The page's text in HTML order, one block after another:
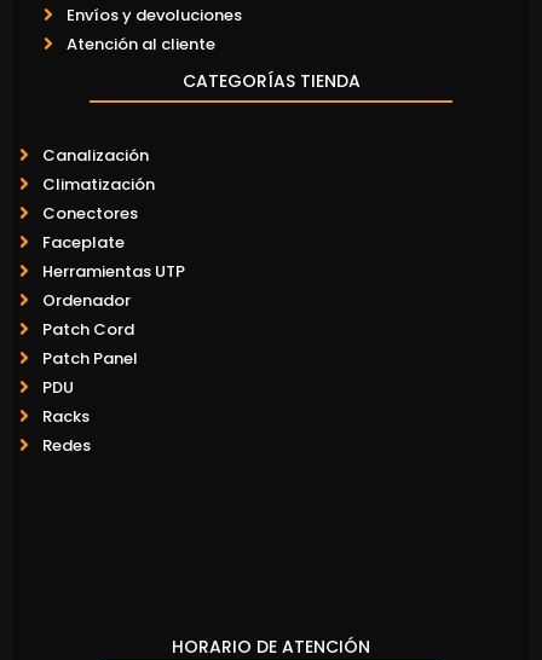
Envíos y devoluciones
Atención al cliente
CATEGORÍAS TIENDA
Canalización
Climatización
Conectores
Faceplate
Herramientas UTP
Ordenador
Patch Cord
Patch Panel
PDU
Racks
Redes
HORARIO DE ATENCIÓN